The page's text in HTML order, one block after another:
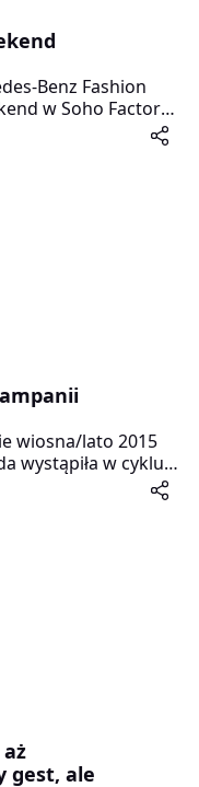
Benz Fashion
w Soho Factory
polskich
wiosna/lato 2015
wystąpiła w cyklu
ma na celu
gest, ale